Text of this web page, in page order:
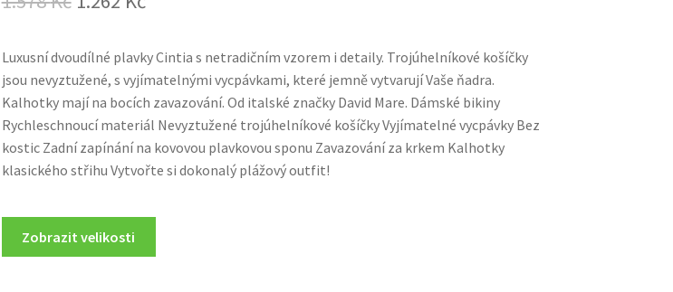
was:
1.578 Kč.
is:
1.262 Kč.
Luxusní dvoudílné plavky Cintia s netradičním vzorem i detaily. Trojúhelníkové košíčky
jsou nevyztužené, s vyjímatelnými vycpávkami, které jemně vytvarují Vaše ňadra.
Kalhotky mají na bocích zavazování. Od italské značky David Mare. Dámské bikiny
Rychleschnoucí materiál Nevyztužené trojúhelníkové košíčky Vyjímatelné vycpávky Bez
kostic Zadní zapínání na kovovou plavkovou sponu Zavazování za krkem Kalhotky
klasického střihu Vytvořte si dokonalý plážový outfit!
Zobrazit velikosti